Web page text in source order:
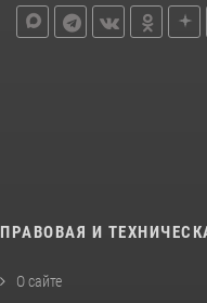
ПРАВОВАЯ И
О сайте